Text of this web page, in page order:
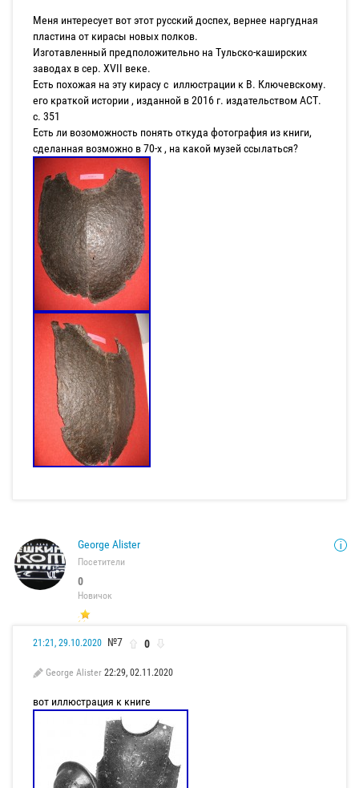
Меня интересует вот этот русский доспех, вернее наргудная
пластина от кирасы новых полков.
Изготавленный предположительно на Тульско-каширских
заводах в сер. ХVII веке.
Есть похожая на эту кирасу с иллюстрации к В. Ключевскому.
его краткой истории , изданной в 2016 г. издательством АСТ.
с. 351
Есть ли возоможность понять откуда фотография из книги,
сделанная возможно в 70-х , на какой музей ссылаться?
George Alister
Посетители
0
Новичок
21:21, 29.10.2020 №7 0
George Alister 22:29, 02.11.2020
вот иллюстрация к книге